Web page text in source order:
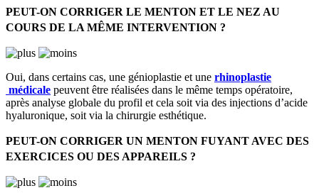
PEUT-ON CORRIGER LE MENTON ET LE NEZ AU
COURS DE LA MÊME INTERVENTION ?
Oui, dans certains cas, une génioplastie et une rhinoplastie
médicale peuvent être réalisées dans le même temps opératoire,
après analyse globale du profil et cela soit via des injections d’acide
hyaluronique, soit via la chirurgie esthétique.
PEUT-ON CORRIGER UN MENTON FUYANT AVEC DES
EXERCICES OU DES APPAREILS ?